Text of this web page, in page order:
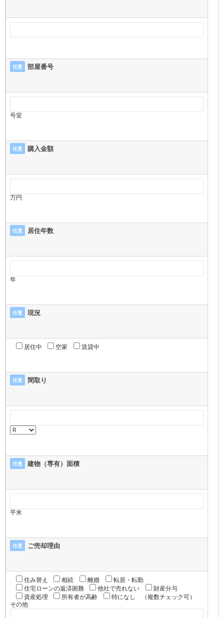
任意 部屋番号
号室
任意 購入金額
万円
任意 居住年数
年
任意 現況
居住中 空家 賃貸中
任意 間取り
任意 建物（専有）面積
平米
任意 ご売却理由
住み替え 相続 離婚
転居・転勤
住宅ローンの返済困難
他社で売れない
財産分与
資産処理
所有者が高齢 特になし
（複数チェック可）
その他